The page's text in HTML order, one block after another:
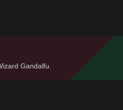
Gandalfu.